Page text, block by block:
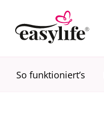
So funktioniert’s